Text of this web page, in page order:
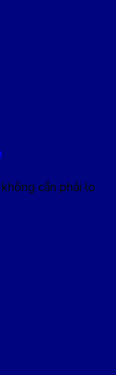
cần phải lo